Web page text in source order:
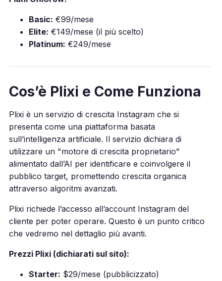
Basic: €99/mese
Elite: €149/mese (il più scelto)
Platinum: €249/mese
Cos’è Plixi e Come Funziona
Plixi è un servizio di crescita Instagram che si
presenta come una piattaforma basata
sull’intelligenza artificiale. Il servizio dichiara di
utilizzare un "motore di crescita proprietario"
alimentato dall’AI per identificare e coinvolgere il
pubblico target, promettendo crescita organica
attraverso algoritmi avanzati.
Plixi richiede l’accesso all’account Instagram del
cliente per poter operare. Questo è un punto critico
che vedremo nel dettaglio più avanti.
Prezzi Plixi (dichiarati sul sito):
Starter: $29/mese (pubblicizzato)